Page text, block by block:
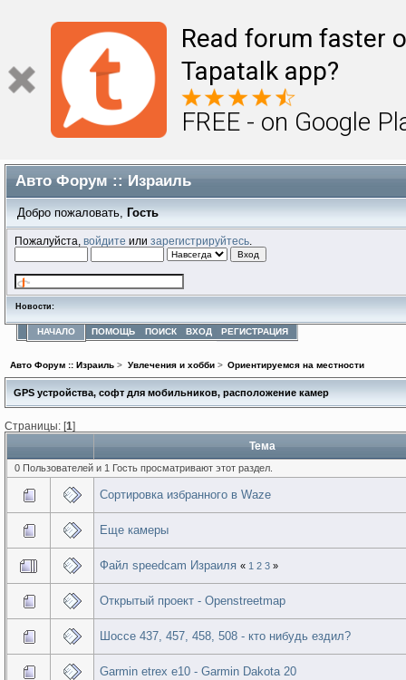
Read forum faster
Tapatalk app?
FREE - on Google
Авто Форум :: Израиль
Добро пожаловать, Гость
Пожалуйста,войдите илизарегистрируйтесь
Новости:
НАЧАЛО ПОМОЩЬ ПОИСК ВХОД РЕГИСТРАЦИЯ
Авто Форум :: Израиль > Увлечения и хобби> Ориентируемся на местности
GPS устройства, софт для мобильников, расположение камер
Страницы: [1]
Тема
0 Пользователей и 1 Гость просматривают этот раздел.
Сортировка избранного в Waze
Еще камеры
Файл speedcam Израиля « 1 2 3 »
Открытый проект - Openstreetmap
Шоссе 437, 457, 458, 508 - кто нибудь ездил?
Garmin etrex e10 - Garmin Dakota 20